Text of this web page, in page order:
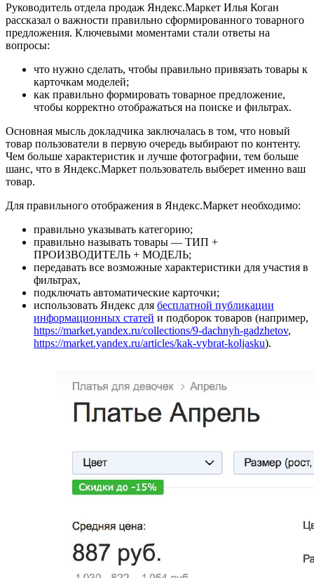
Руководитель отдела продаж Яндекс.Маркет Илья Коган
рассказал о важности правильно сформированного товарного
предложения. Ключевыми моментами стали ответы на
вопросы:
что нужно сделать, чтобы правильно привязать товары к
карточкам моделей;
как правильно формировать товарное предложение,
чтобы корректно отображаться на поиске и фильтрах.
Основная мысль докладчика заключалась в том, что новый
товар пользователи в первую очередь выбирают по контенту.
Чем больше характеристик и лучше фотографии, тем больше
шанс, что в Яндекс.Маркет пользователь выберет именно ваш
товар.
Для правильного отображения в Яндекс.Маркет необходимо:
правильно указывать категорию;
правильно называть товары — ТИП +
ПРОИЗВОДИТЕЛЬ + МОДЕЛЬ;
передавать все возможные характеристики для участия в
фильтрах,
подключать автоматические карточки;
использовать Яндекс для бесплатной публикации
информационных статей и подборок товаров (например,
https://market.yandex.ru/collections/9-dachnyh-gadzhetov,
https://market.yandex.ru/articles/kak-vybrat-koljasku).